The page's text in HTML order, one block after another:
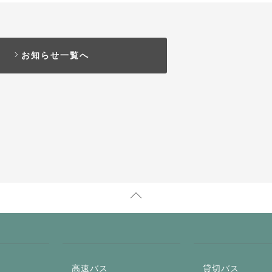
お知らせ一覧へ
高速バス 貸切バス